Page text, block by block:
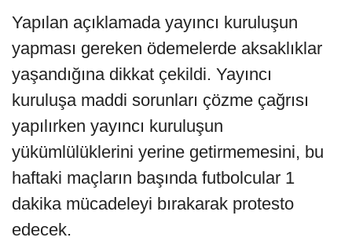
Yapılan açıklamada yayıncı kuruluşun
yapması gereken ödemelerde aksaklıklar
yaşandığına dikkat çekildi. Yayıncı
kuruluşa maddi sorunları çözme çağrısı
yapılırken yayıncı kuruluşun
yükümlülüklerini yerine getirmemesini, bu
haftaki maçların başında futbolcular 1
dakika mücadeleyi bırakarak protesto
edecek.